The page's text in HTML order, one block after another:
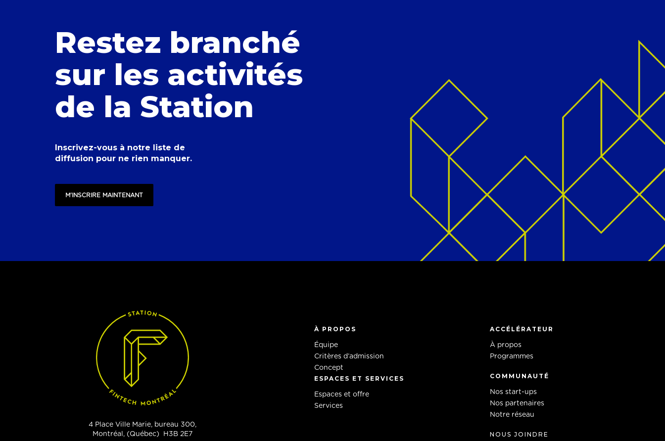
Restez branché
sur les activités
de la Station
Inscrivez-vous à notre liste de
diffusion pour ne rien manquer.
M'INSCRIRE MAINTENANT
4 Place Ville Marie, bureau 300,
Montréal, (Québec) H3B 2E7
À PROPOS
Équipe
Critères d’admission
Concept
ESPACES ET SERVICES
Espaces et offre
Services
ACCÉLÉRATEUR
À propos
Programmes
COMMUNAUTÉ
Nos start-ups
Nos partenaires
Notre réseau
NOUS JOINDRE